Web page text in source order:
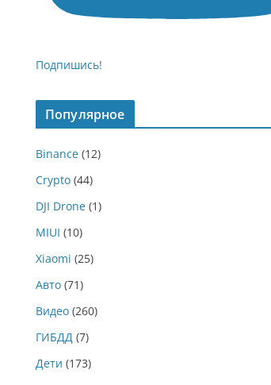
Подпишись!
Популярное
Binance (12)
Crypto (44)
DJI Drone (1)
MIUI (10)
Xiaomi (25)
Авто (71)
Видео (260)
ГИБДД (7)
Дети (173)